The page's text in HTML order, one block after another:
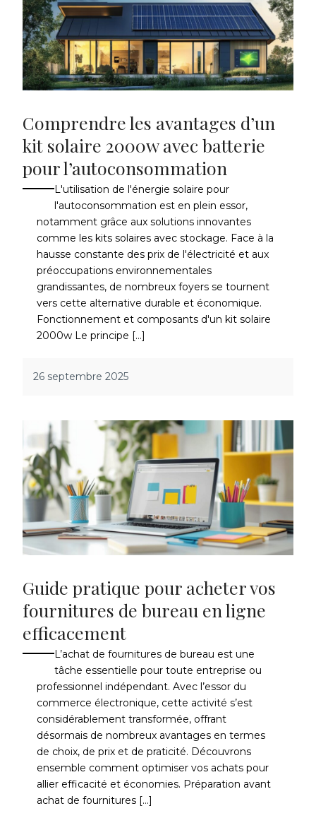
Comprendre les avantages d’un
kit solaire 2000w avec batterie
pour l’autoconsommation
L'utilisation de l'énergie solaire pour
l'autoconsommation est en plein essor,
notamment grâce aux solutions innovantes
comme les kits solaires avec stockage. Face à la
hausse constante des prix de l'électricité et aux
préoccupations environnementales
grandissantes, de nombreux foyers se tournent
vers cette alternative durable et économique.
Fonctionnement et composants d'un kit solaire
2000w Le principe […]
26 septembre 2025
Guide pratique pour acheter vos
fournitures de bureau en ligne
efficacement
L’achat de fournitures de bureau est une
tâche essentielle pour toute entreprise ou
professionnel indépendant. Avec l’essor du
commerce électronique, cette activité s’est
considérablement transformée, offrant
désormais de nombreux avantages en termes
de choix, de prix et de praticité. Découvrons
ensemble comment optimiser vos achats pour
allier efficacité et économies. Préparation avant
achat de fournitures […]